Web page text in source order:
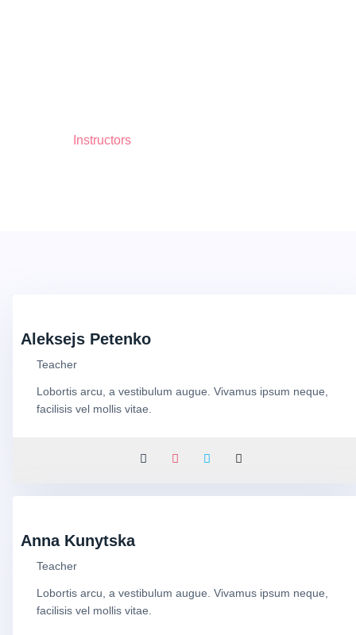
Instructors
Aleksejs Petenko
Teacher
Lobortis arcu, a vestibulum augue. Vivamus ipsum neque,
facilisis vel mollis vitae.
Anna Kunytska
Teacher
Lobortis arcu, a vestibulum augue. Vivamus ipsum neque,
facilisis vel mollis vitae.